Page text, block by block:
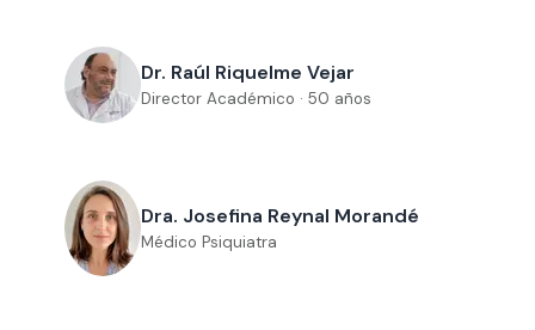
Dr. Raúl Riquelme Vejar
Director Académico · 50 años
Dra. Josefina Reynal Morandé
Médico Psiquiatra